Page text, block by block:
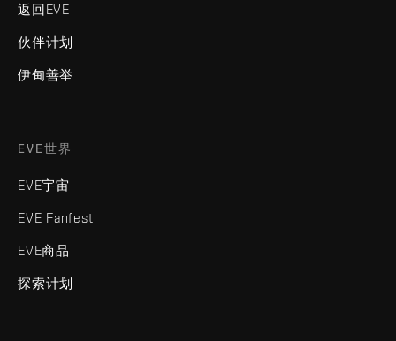
返回EVE
伙伴计划
伊甸善举
EVE世界
EVE宇宙
EVE Fanfest
EVE商品
探索计划